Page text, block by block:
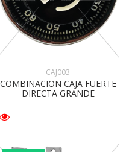
CAJ003
COMBINACION CAJA FUERTE
DIRECTA GRANDE